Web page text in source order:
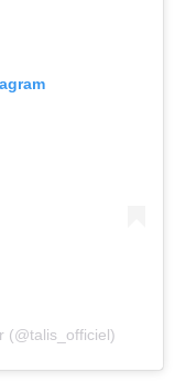
(@talis_officiel)